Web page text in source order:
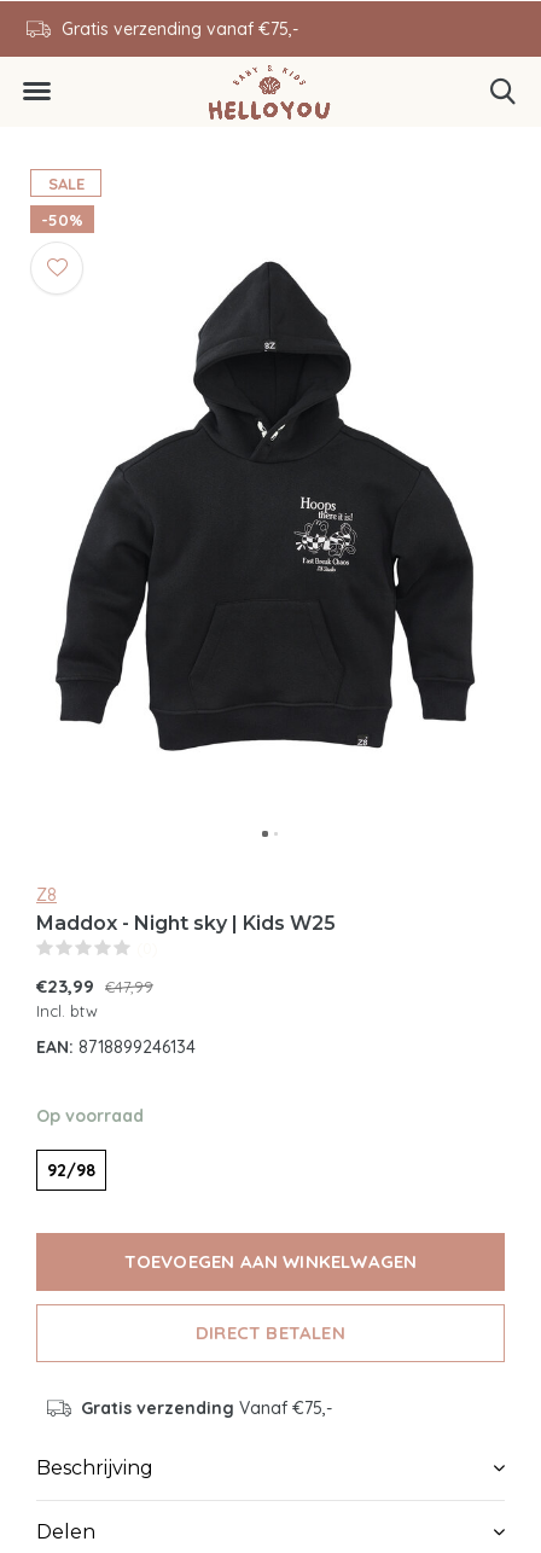
Gratis verzending vanaf €75,-
SALE
-50%
Z8
Maddox - Night sky | Kids W25
€23,99
€47,99
Incl. btw
EAN: 8718899246134
Op voorraad
92/98
TOEVOEGEN AAN WINKELWAGEN
DIRECT BETALEN
Gratis verzending Vanaf €75,-
Beschrijving
Delen